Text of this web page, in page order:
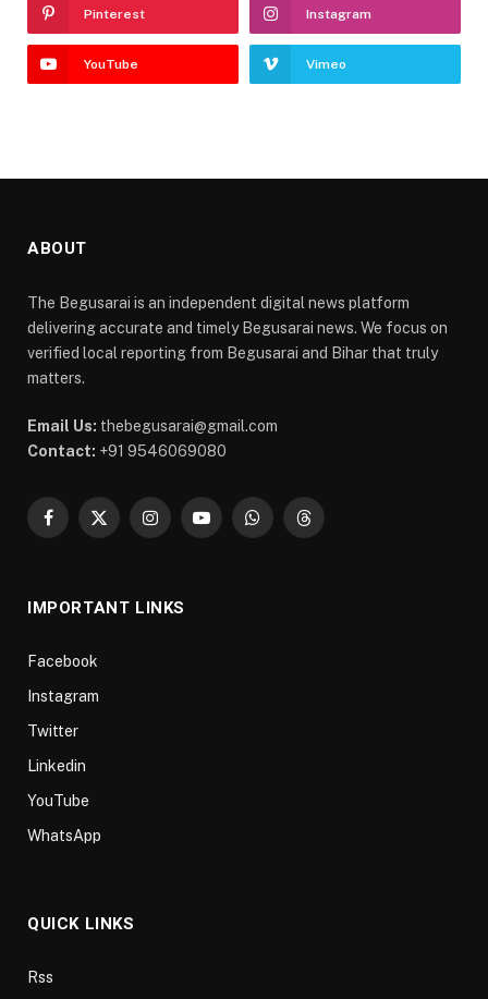
Pinterest Instagram
YouTube Vimeo
ABOUT
The Begusarai is an independent digital news platform
delivering accurate and timely Begusarai news. We focus on
verified local reporting from Begusarai and Bihar that truly
matters.
Email Us: thebegusarai@gmail.com
Contact: +91 9546069080
Facebook
X
InstagramYouTubeWhatsAppThreads
IMPORTANT LINKS
Facebook
Instagram
Twitter
Linkedin
YouTube
WhatsApp
QUICK LINKS
Rss